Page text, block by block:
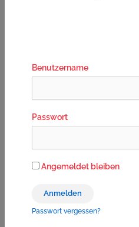
Benutzername
Passwort
Angemeldet bleiben
Passwort vergessen?